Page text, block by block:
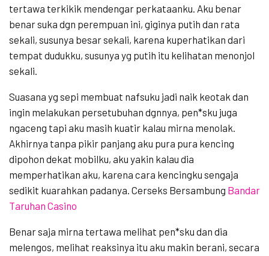
tertawa terkikik mendengar perkataanku. Aku benar
benar suka dgn perempuan ini, giginya putih dan rata
sekali, susunya besar sekali, karena kuperhatikan dari
tempat dudukku, susunya yg putih itu kelihatan menonjol
sekali.
Suasana yg sepi membuat nafsuku jadi naik keotak dan
ingin melakukan persetubuhan dgnnya, pen*sku juga
ngaceng tapi aku masih kuatir kalau mirna menolak.
Akhirnya tanpa pikir panjang aku pura pura kencing
dipohon dekat mobilku, aku yakin kalau dia
memperhatikan aku, karena cara kencingku sengaja
sedikit kuarahkan padanya. Cerseks Bersambung Bandar
Taruhan Casino
Benar saja mirna tertawa melihat pen*sku dan dia
melengos, melihat reaksinya itu aku makin berani, secara